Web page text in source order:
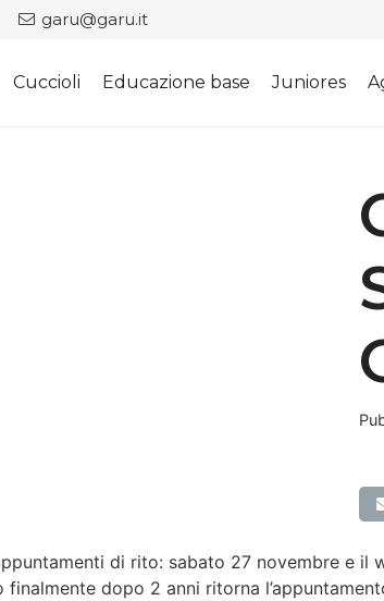
garu@garu.it
Cuccioli Educazione base Juniores
di rito: sabato 27 novembre e il
dopo 2 anni ritorna